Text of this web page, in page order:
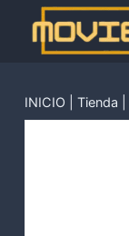
Saltar
contenido
INICIO Tienda